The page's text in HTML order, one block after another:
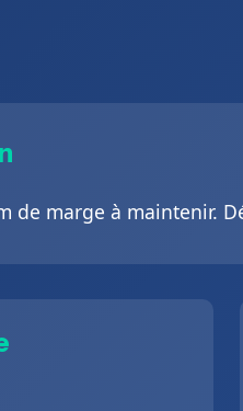
de marge à maintenir.